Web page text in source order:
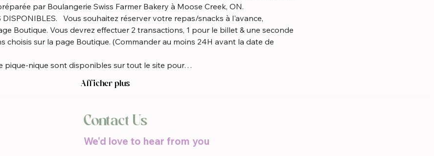
par Boulangerie Swiss Farmer Bakery à Moose Creek, ON.
DISPONIBLES.   Vous souhaitez réserver votre repas/snacks à l'avance,
Boutique. Vous devrez effectuer 2 transactions, 1 pour le billet & une seconde
choisis sur la page Boutique. (Commander au moins 24H avant la date de
pique-nique sont disponibles sur tout le site pour…
Afficher plus
Contact Us
We'd love to hear from you